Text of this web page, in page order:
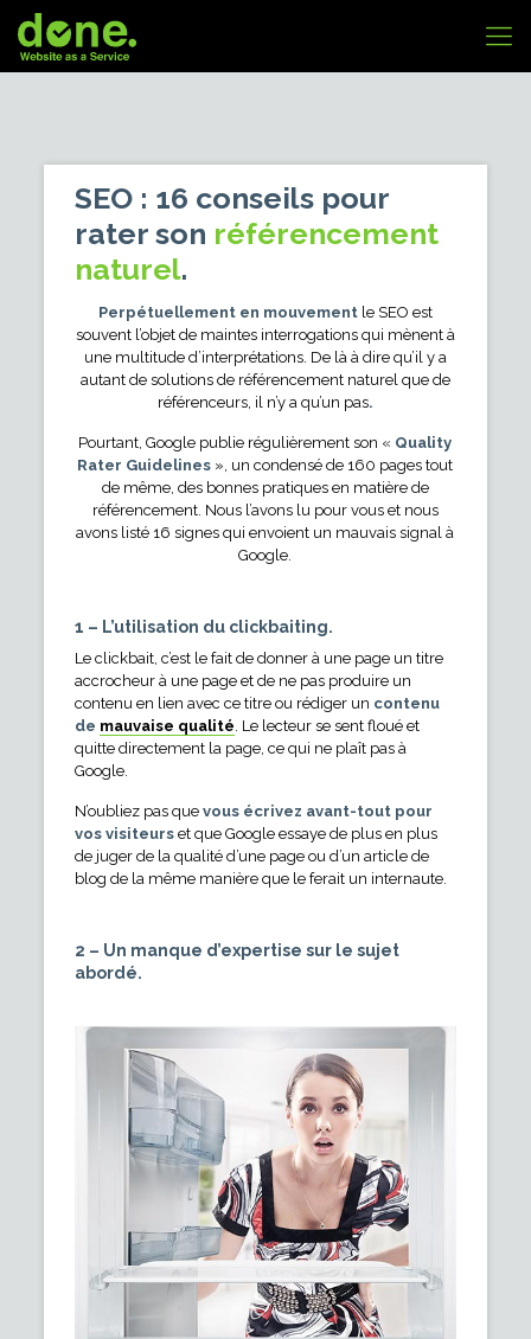
SEO : 16 conseils pour
rater son référencement
naturel.
Perpétuellement en mouvementle SEO est
souvent l’objet de maintes interrogations qui mènent à
une multitude d’interprétations. De là à dire qu’il y a
autant de solutions de référencement naturel que de
référenceurs, il n’y a qu’un pas.
Pourtant, Google publie régulièrement son « Quality
Rater Guidelines », un condensé de 160 pages tout
de même, des bonnes pratiques en matière de
référencement. Nous l’avons lu pour vous et nous
avons listé 16 signes qui envoient un mauvais signal à
Google.
1 – L’utilisation du clickbaiting.
Le clickbait, c’est le fait de donner à une page un titre
accrocheur à une page et de ne pas produire un
contenu en lien avec ce titre ou rédiger un contenu
de mauvaise qualité. Le lecteur se sent floué et
quitte directement la page, ce qui ne plaît pas à
Google.
N’oubliez pas que vous écrivez avant-tout pour
vos visiteurset que Google essaye de plus en plus
de juger de la qualité d’une page ou d’un article de
blog de la même manière que le ferait un internaute.
2 – Un manque d’expertise sur le sujet
abordé.